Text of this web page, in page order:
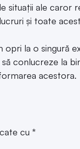
situații ale caror
și toate
la o singură
conlucreze la
acestora.
cu *